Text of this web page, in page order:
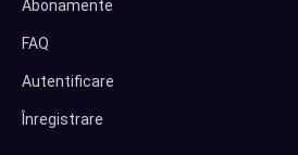
Abonamente
FAQ
Autentificare
Înregistrare